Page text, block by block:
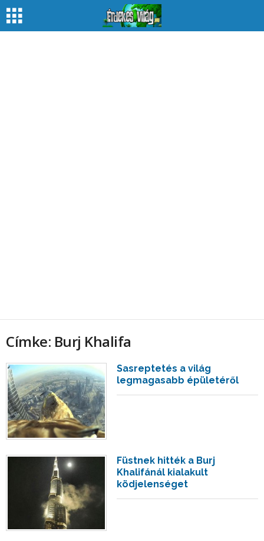
Címke: Burj Khalifa
Sasreptetés a világ
legmagasabb épületéről
Füstnek hitték a Burj
Khalifánál kialakult
ködjelenséget